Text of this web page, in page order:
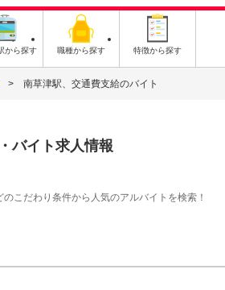
から探す 職種から探す 特徴から探す
南草津駅、交通費支給のバイト
バイト求人情報
こだわり条件から人気のアルバイトを検索！